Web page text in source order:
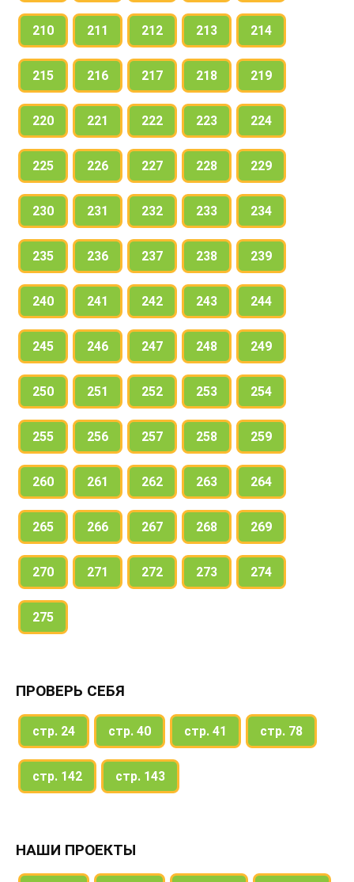
210 211 212 213 214
215 216 217 218 219
220 221 222 223 224
225 226 227 228 229
230 231 232 233 234
235 236 237 238 239
240 241 242 243 244
245 246 247 248 249
250 251 252 253 254
255 256 257 258 259
260 261 262 263 264
265 266 267 268 269
270 271 272 273 274
275
ПРОВЕРЬ СЕБЯ
стр. 24 стр. 40 стр. 41 стр. 78
стр. 142 стр. 143
НАШИ ПРОЕКТЫ